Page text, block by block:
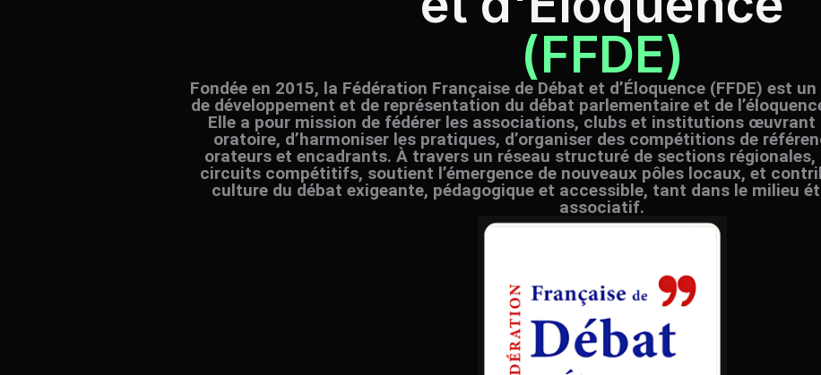
(FFDE)
Fondée en 2015, la Fédération Française de Débat et d’Éloquence (FFDE) est
de développement et de représentation du débat parlementaire et de
Elle a pour mission de fédérer les associations, clubs et institutions œuvrant
oratoire, d’harmoniser les pratiques, d’organiser des compétitions de
orateurs et encadrants. À travers un réseau structuré de sections régionales,
circuits compétitifs, soutient l’émergence de nouveaux pôles locaux, et
culture du débat exigeante, pédagogique et accessible, tant dans le milieu
associatif.